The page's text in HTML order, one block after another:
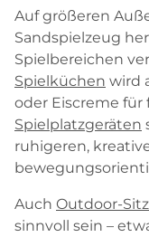
Auf größeren
Sandspielzeug
Spielbereichen
Spielküchen wird
oder Eiscreme für
Spielplatzgeräten
ruhigeren,
Auch Outdoor-
sinnvoll sein –